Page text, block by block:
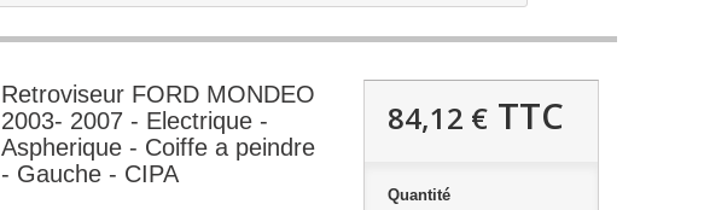
Retroviseur FORD MONDEO
2003- 2007 - Electrique -
Aspherique - Coiffe a peindre
- Gauche - CIPA
84,12 €TTC
Quantité